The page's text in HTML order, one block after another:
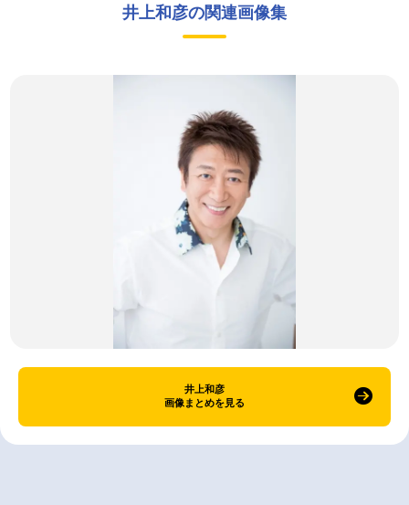
井上和彦の関連画像集
井上和彦
画像まとめを見る